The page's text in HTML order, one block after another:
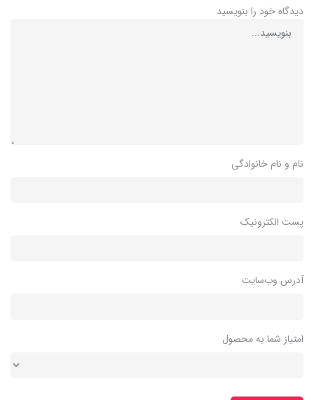
دیدگاه خود را بنویسید
نام و نام خانوادگی
پست الکترونیک
آدرس وب‌سایت
امتیاز شما به محصول